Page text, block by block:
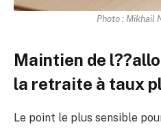
Photo : Mikhail
Maintien de
la retraite à taux
Le point le plus sensible